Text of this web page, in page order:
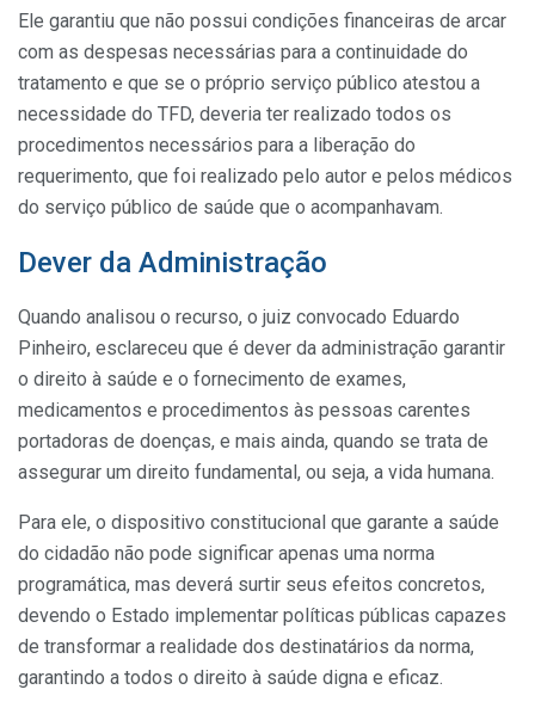
Ele garantiu que não possui condições financeiras de arcar
com as despesas necessárias para a continuidade do
tratamento e que se o próprio serviço público atestou a
necessidade do TFD, deveria ter realizado todos os
procedimentos necessários para a liberação do
requerimento, que foi realizado pelo autor e pelos médicos
do serviço público de saúde que o acompanhavam.
Dever da Administração
Quando analisou o recurso, o juiz convocado Eduardo
Pinheiro, esclareceu que é dever da administração garantir
o direito à saúde e o fornecimento de exames,
medicamentos e procedimentos às pessoas carentes
portadoras de doenças, e mais ainda, quando se trata de
assegurar um direito fundamental, ou seja, a vida humana.
Para ele, o dispositivo constitucional que garante a saúde
do cidadão não pode significar apenas uma norma
programática, mas deverá surtir seus efeitos concretos,
devendo o Estado implementar políticas públicas capazes
de transformar a realidade dos destinatários da norma,
garantindo a todos o direito à saúde digna e eficaz.